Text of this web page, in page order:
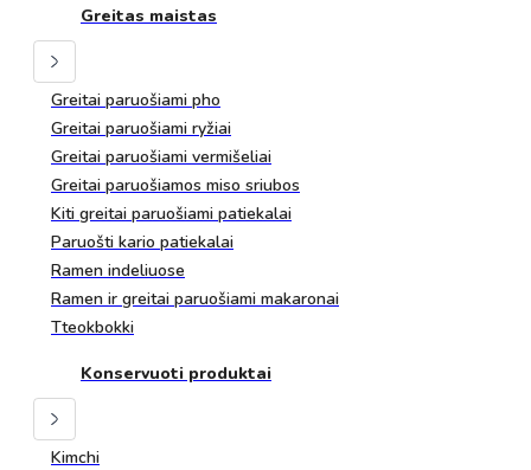
Greitas maistas
Greitai paruošiami pho
Greitai paruošiami ryžiai
Greitai paruošiami vermišeliai
Greitai paruošiamos miso sriubos
Kiti greitai paruošiami patiekalai
Paruošti kario patiekalai
Ramen indeliuose
Ramen ir greitai paruošiami makaronai
Tteokbokki
Konservuoti produktai
Kimchi